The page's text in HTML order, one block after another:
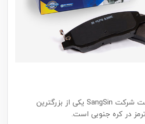
لنت ترمز Hi-Q ساخت شرکت SangSin یکی از بزرگترین
در کره جنوبی است.